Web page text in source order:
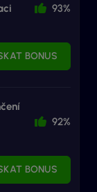
93%
BONUS
92%
BONUS